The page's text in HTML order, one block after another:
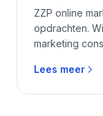
ZZP online
opdrachten.
marketing
Lees meer